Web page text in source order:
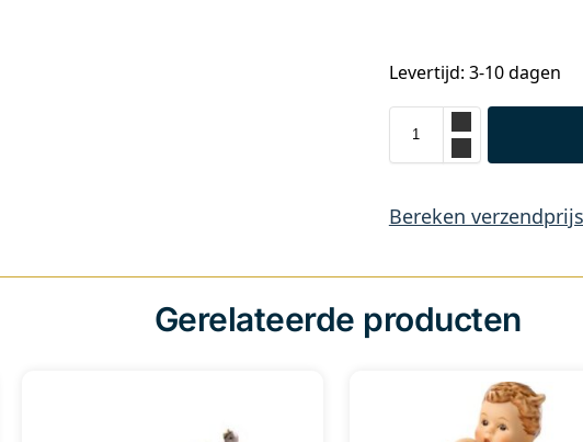
Levertijd: 3-10 dagen
Bereken verzendprijs
Gerelateerde producten